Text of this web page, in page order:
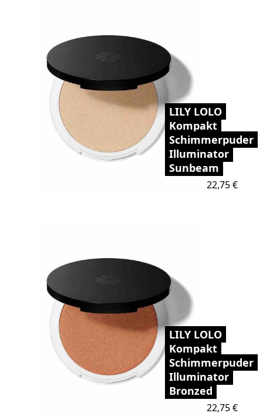
LILY LOLO
Kompakt
Schimmerpuder
Illuminator
Sunbeam
Preis
22,75 €
LILY LOLO
Kompakt
Schimmerpuder
Illuminator
Bronzed
Preis
22,75 €